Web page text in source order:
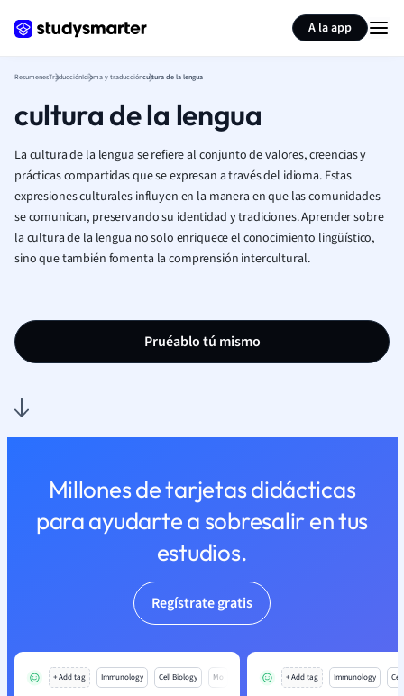
A la app
ResumenesTraducciónIdioma y traduccióncultura de la lengua
cultura de la lengua
La cultura de la lengua se refiere al conjunto de valores, creencias y
prácticas compartidas que se expresan a través del idioma. Estas
expresiones culturales influyen en la manera en que las comunidades
se comunican, preservando su identidad y tradiciones. Aprender sobre
la cultura de la lengua no solo enriquece el conocimiento lingüístico,
sino que también fomenta la comprensión intercultural.
Pruéablo tú mismo
Millones de tarjetas didácticas
para ayudarte a sobresalir en tus
estudios.
Regístrate gratis
+ Add tag Immunology Cell Biology Mo + Add tag Immunology
Resumir página